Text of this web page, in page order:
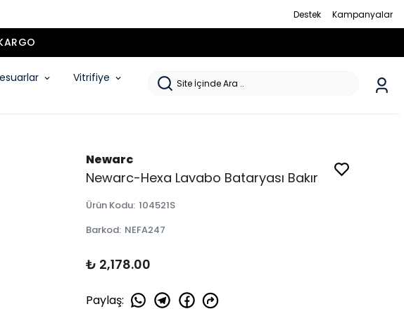
Destek Kampanyalar
Vitrifiye
Newarc
Newarc-Hexa Lavabo Bataryası Bakır
Ürün Kodu: 104521S
Barkod: NEFA247
₺ 2,178.00
Paylaş: